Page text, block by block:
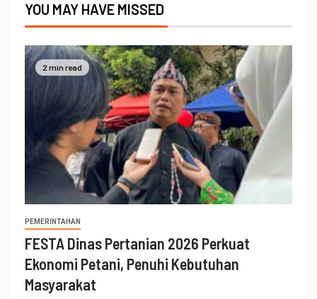
YOU MAY HAVE MISSED
2 min read
PEMERINTAHAN
FESTA Dinas Pertanian 2026 Perkuat
Ekonomi Petani, Penuhi Kebutuhan
Masyarakat